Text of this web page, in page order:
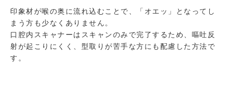
印象材が喉の奥に流れ込むことで、「オエッ」となってし
まう方も少なくありません。
口腔内スキャナーはスキャンのみで完了するため、嘔吐反
射が起こりにくく、型取りが苦手な方にも配慮した方法で
す。